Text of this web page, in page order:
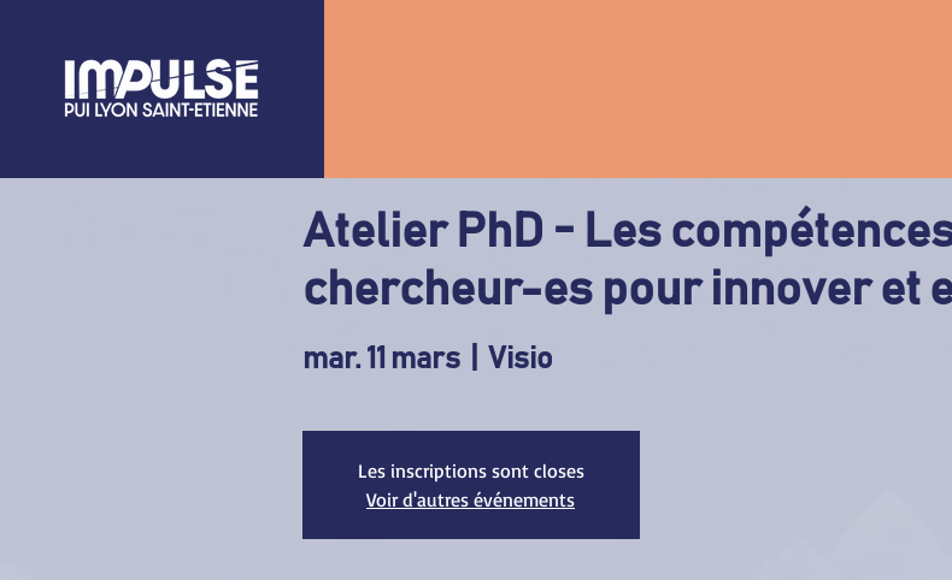
Atelier PhD - Les
chercheur-es pour innover et
mar. 11 mars
  |
Visio
Les inscriptions sont closes
Voir d'autres événements